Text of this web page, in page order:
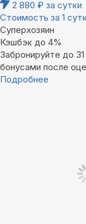
2 880 ₽ за сутки
Стоимость за 1
Суперхозяин
Кэшбэк до 4%
Забронируйте до
бонусами после
Подробнее